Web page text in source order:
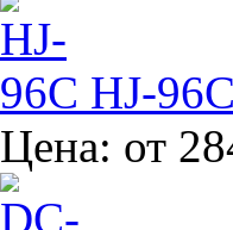
HJ-96C
Цена: от